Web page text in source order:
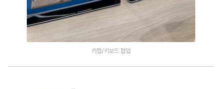
키캡/키보드 팝업